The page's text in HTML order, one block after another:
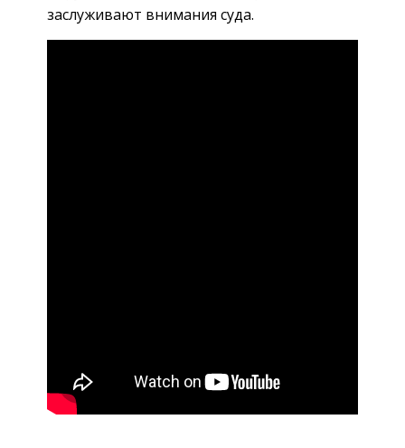
заслуживают внимания суда.